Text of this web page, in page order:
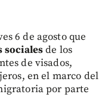
6 de agosto que
socialesde los
de visados,
en el marco del
por parte